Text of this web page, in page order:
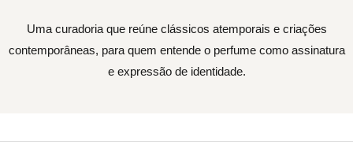
Uma curadoria que reúne clássicos atemporais e criações
contemporâneas, para quem entende o perfume como assinatura
e expressão de identidade.